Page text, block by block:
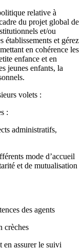
relative à
du projet global de
et/ou
établissements et gérez
en cohérence les
enfance et en
jeunes enfants, la
volets :
:
administratifs,
mode d’accueil
et de mutualisation
des agents
crèches
en assurer le suivi